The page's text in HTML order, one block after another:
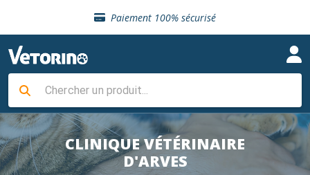
Paiement 100% sécurisé
Livraison gratuite en clinique vétérinaire
Sélection de croquettes vétérinaire
Livraison gratuite en clinique vétérinaire
Retour gratuit en clinique
Sélection de croquettes vétérinaire
CLINIQUE VÉTÉRINAIRE
D'ARVES